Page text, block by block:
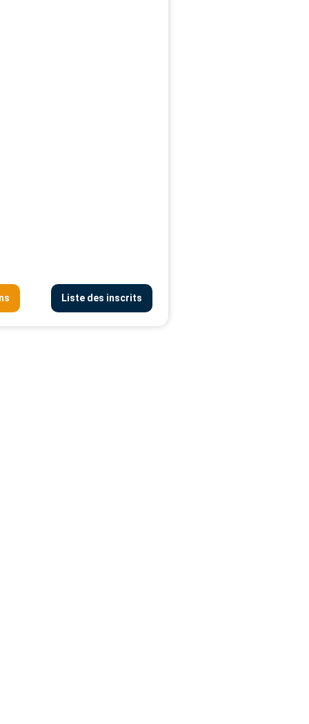
Liste des inscrits